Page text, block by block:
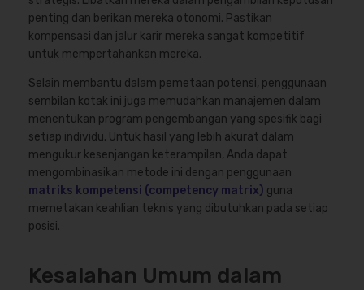
penting dan berikan mereka otonomi. Pastikan
kompensasi dan jalur karir mereka sangat kompetitif
untuk mempertahankan mereka.
Selain membantu dalam pemetaan potensi, penggunaan
sembilan kotak ini juga memudahkan manajemen dalam
menentukan program pengembangan yang spesifik bagi
setiap individu. Untuk hasil yang lebih akurat dalam
mengukur kesenjangan keterampilan, Anda dapat
mengombinasikan metode ini dengan penggunaan
matriks kompetensi (competency matrix) guna
memetakan keahlian teknis yang dibutuhkan pada setiap
posisi.
Kesalahan Umum dalam